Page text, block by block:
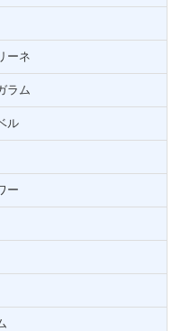
ーネ
ラム
ル
ー